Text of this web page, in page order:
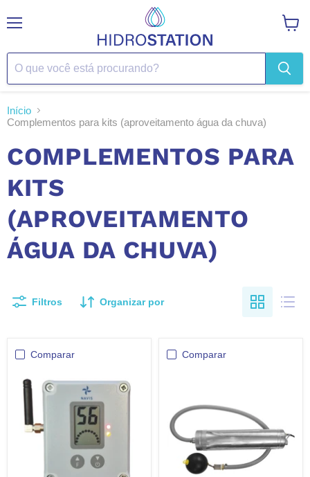
Início
Complementos para kits (aproveitamento água da chuva)
COMPLEMENTOS PARA
KITS
(APROVEITAMENTO
ÁGUA DA CHUVA)
Filtros Organizar por
Comparar Comparar